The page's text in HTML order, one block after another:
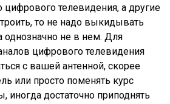
цифрового телевидения, а другие
то не надо выкидывать
однозначно не в нем. Для
цифрового телевидения
с вашей антенной, скорее
или просто поменять курс
иногда достаточно приподнять